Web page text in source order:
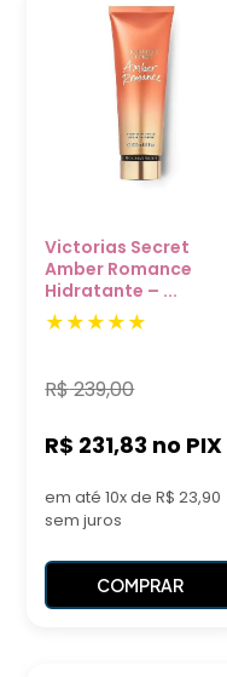
Victorias Secret
Amber Romance
Hidratante – ...
R$239,00
R$ 231,83 no PIX
em até 10x de R$ 23,90
sem juros
COMPRAR